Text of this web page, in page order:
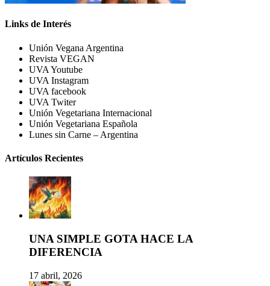
Links de Interés
Unión Vegana Argentina
Revista VEGAN
UVA Youtube
UVA Instagram
UVA facebook
UVA Twiter
Unión Vegetariana Internacional
Unión Vegetariana Española
Lunes sin Carne – Argentina
Artículos Recientes
UNA SIMPLE GOTA HACE LA
DIFERENCIA
17 abril, 2026